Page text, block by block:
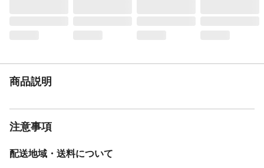
商品説明
注意事項
配送地域・送料について